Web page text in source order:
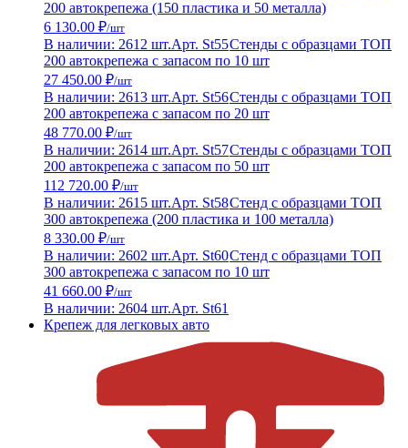
200 автокрепежа (150 пластика и 50 металла)
6 130.00 ₽/шт
В наличии: 2612 шт.Арт. St55Стенды с образцами ТОП
200 автокрепежа с запасом по 10 шт
27 450.00 ₽/шт
В наличии: 2613 шт.Арт. St56Стенды с образцами ТОП
200 автокрепежа с запасом по 20 шт
48 770.00 ₽/шт
В наличии: 2614 шт.Арт. St57Стенды с образцами ТОП
200 автокрепежа с запасом по 50 шт
112 720.00 ₽/шт
В наличии: 2615 шт.Арт. St58Стенд с образцами ТОП
300 автокрепежа (200 пластика и 100 металла)
8 330.00 ₽/шт
В наличии: 2602 шт.Арт. St60Стенд с образцами ТОП
300 автокрепежа с запасом по 10 шт
41 660.00 ₽/шт
В наличии: 2604 шт.Арт. St61
Крепеж для легковых авто